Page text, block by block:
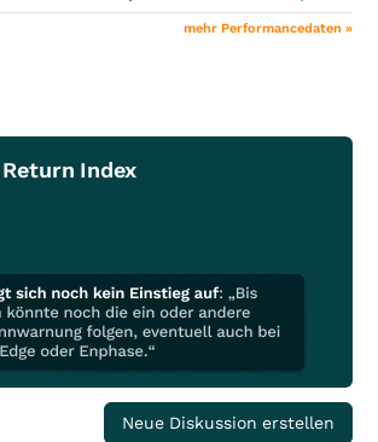
mehr Performancedaten »
Index
Neue Diskussion erstellen